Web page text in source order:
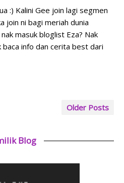
:) Kalini Gee join lagi segmen
join ni bagi meriah dunia
masuk bloglist Eza? Nak
info dan cerita best dari
Older Posts
Blog